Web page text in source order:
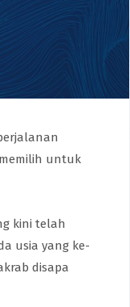
untuk
kini telah
usia yang ke-
disapa